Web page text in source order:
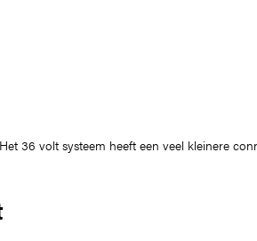
36 volt systeem heeft een veel kleinere